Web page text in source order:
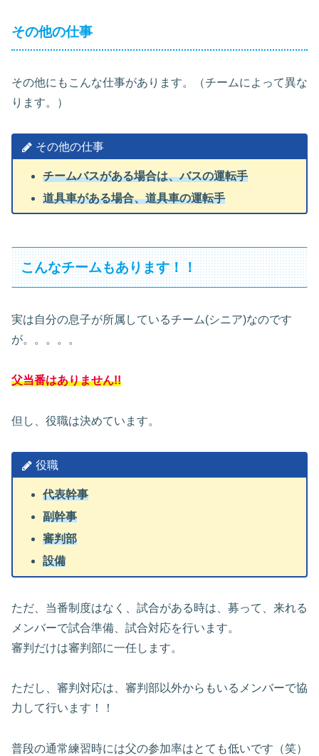
その他の仕事
その他にもこんな仕事があります。（チームによって異な
ります。）
その他の仕事
チームバスがある場合は、バスの運転手
道具車がある場合、道具車の運転手
こんなチームもあります！！
実は自分の息子が所属しているチーム(シニア)なのです
が。。。。。
父当番はありません!!
但し、役職は決めています。
役職
代表幹事
副幹事
審判部
設備
ただ、当番制度はなく、試合がある時は、募って、来れる
メンバーで試合準備、試合対応を行います。
審判だけは審判部に一任します。
ただし、審判対応は、審判部以外からもいるメンバーで協
力して行います！！
普段の通常練習時には父の参加率はとても低いです（笑）